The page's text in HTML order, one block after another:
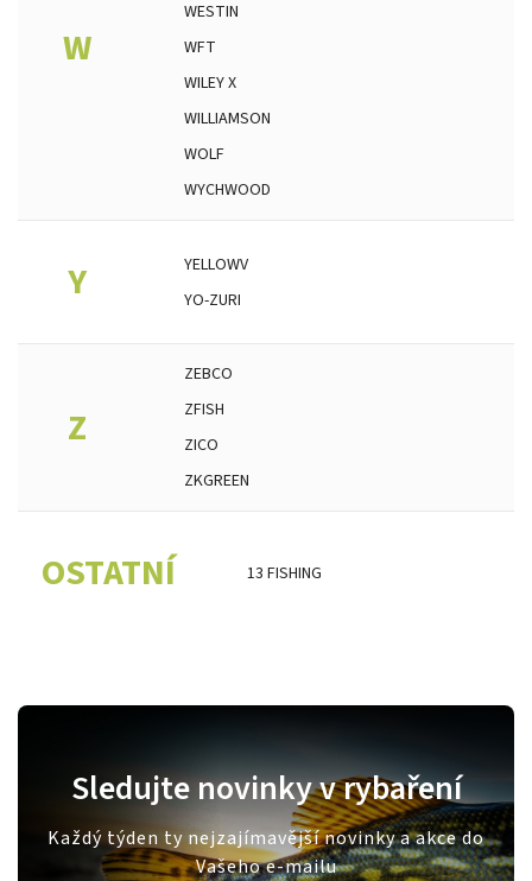
W
WESTIN
WFT
WILEY X
WILLIAMSON
WOLF
WYCHWOOD
Y
YELLOWV
YO-ZURI
Z
ZEBCO
ZFISH
ZICO
ZKGREEN
OSTATNÍ 13 FISHING
Sledujte novinky v rybaření
Každý týden ty nejzajímavější novinky a akce do
Vašeho e-mailu